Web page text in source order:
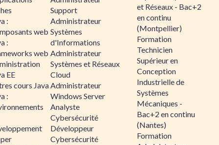
:
web
:
web
EE
cours Java
:
Support
Administrateur
Systèmes
d'Informations
Administrateur
Systèmes et Réseaux
Cloud
Administrateur
Windows Server
Analyste
Cybersécurité
Développeur
Cybersécurité
et Réseaux - Bac+2
en continu
(Montpellier)
Formation
Technicien
Supérieur en
Conception
Industrielle de
Systèmes
Mécaniques -
Bac+2 en continu
(Nantes)
Formation